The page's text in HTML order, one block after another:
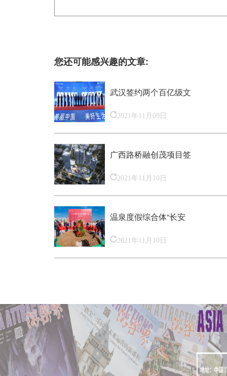
您还可能感兴趣的文章:
武汉签约两个百亿级文
2021年11月09日
广西路桥融创茂项目签
2021年11月10日
温泉度假综合体“长安
2021年11月10日